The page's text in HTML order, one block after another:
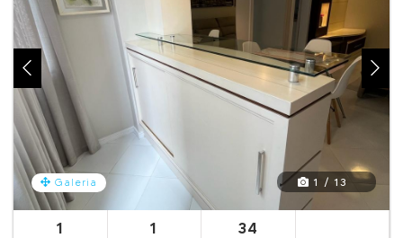
Galeria 1 / 13
1 1 34